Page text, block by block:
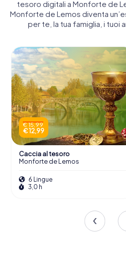
tesoro digitali a Monforte de
Monforte de Lemos diventa
per te, la tua famiglia, i tuoi
€ 15,99
€ 12,99
Caccia al tesoro
Monforte de Lemos
6 Lingue
3,0 h